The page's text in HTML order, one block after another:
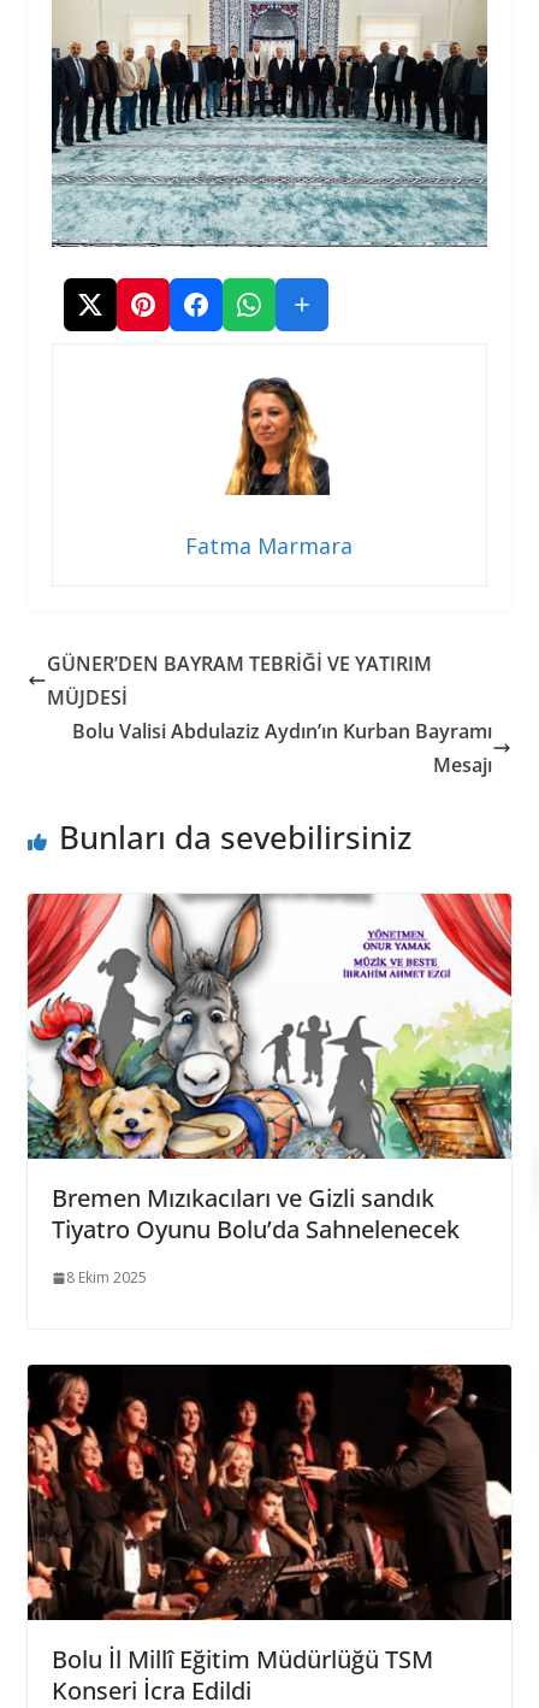
Fatma Marmara
GÜNER’DEN BAYRAM TEBRİĞİ VE YATIRIM
MÜJDESİ
Bolu Valisi Abdulaziz Aydın’ın Kurban Bayramı
Mesajı
Bunları da sevebilirsiniz
Bremen Mızıkacıları ve Gizli sandık
Tiyatro Oyunu Bolu’da Sahnelenecek
8 Ekim 2025
Bolu İl Millî Eğitim Müdürlüğü TSM
Konseri İcra Edildi